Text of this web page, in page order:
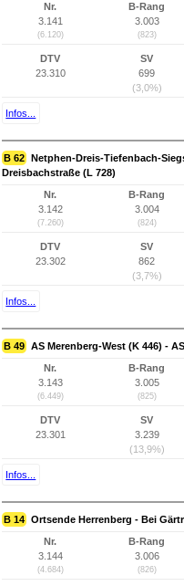
Nr.
3.141
(6.120)
B-Rang
3.003
(823)
DTV
23.310
SV
699
(3,0%)
Infos...
B 62 Netphen-Dreis-Tiefenbach-
Dreisbachstraße (L 728)
Nr.
3.142
(7.260)
B-Rang
3.004
(824)
DTV
23.302
SV
862
(3,7%)
Infos...
B 49 AS Merenberg-West (K 446) -
Nr.
3.143
(6.449)
B-Rang
3.005
(825)
DTV
23.301
SV
3.239
(13,9%)
Infos...
B 14 Ortsende Herrenberg - Bei
Nr.
3.144
(4.684)
B-Rang
3.006
(826)